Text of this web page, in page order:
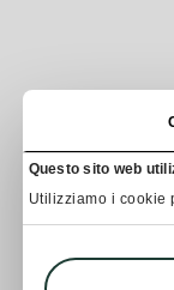
Questo sito web
Utilizziamo i cookie